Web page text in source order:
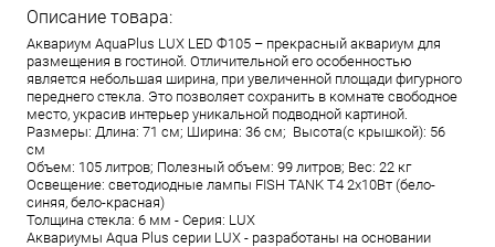
Описание товара:
Аквариум AquaPlus LUX LED Ф105 – прекрасный аквариум для
размещения в гостиной. Отличительной его особенностью
является небольшая ширина, при увеличенной площади фигурного
переднего стекла. Это позволяет сохранить в комнате свободное
место, украсив интерьер уникальной подводной картиной.
Размеры: Длина: 71 см; Ширина: 36 см; Высота(с крышкой): 56
см
Объем: 105 литров; Полезный объем: 99 литров; Вес: 22 кг
Освещение: светодиодные лампы FISH TANK T4 2х10Вт (бело-
синяя, бело-красная)
Толщина стекла: 6 мм - Серия: LUX
Аквариумы Aqua Plus серии LUX - разработаны на основании